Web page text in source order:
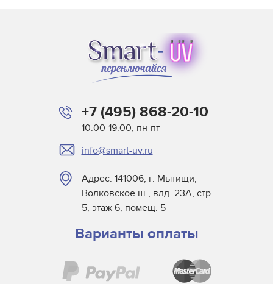
+7 (495) 868-20-10
10.00-19.00, пн-пт
info@smart-uv.ru
Адрес: 141006, г. Мытищи,
Волковское ш., влд. 23А, стр.
5, этаж 6, помещ. 5
Варианты оплаты